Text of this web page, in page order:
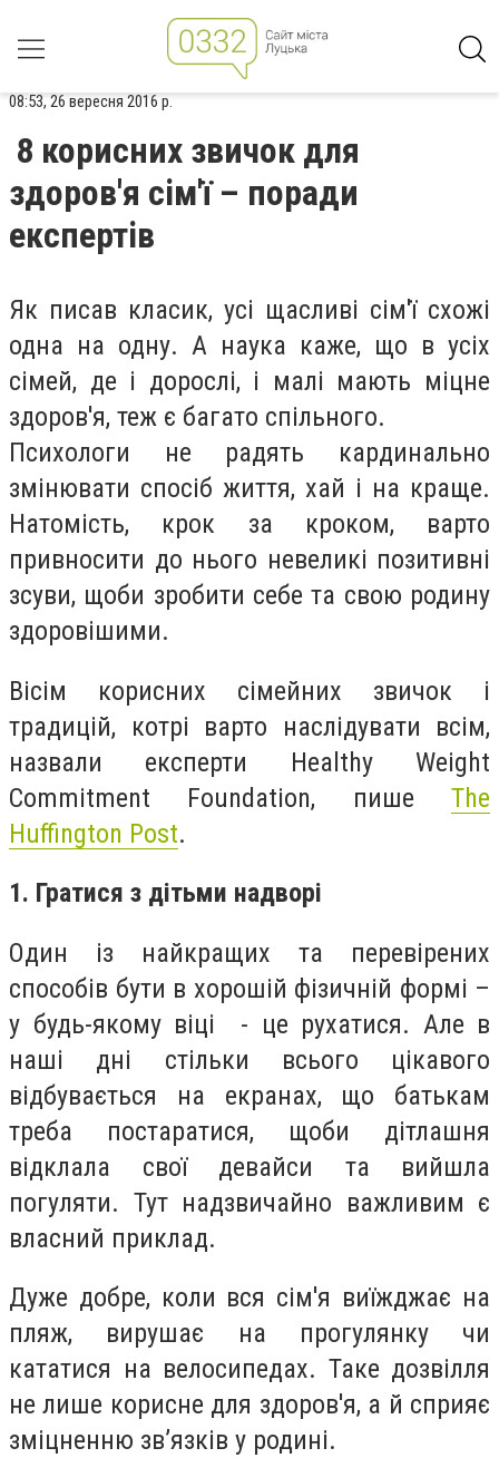
08:53, 26 вересня 2016 р.
8 корисних звичок для
здоров'я сім'ї – поради
експертів
Як писав класик, усі щасливі сім'ї схожі
одна на одну. А наука каже, що в усіх
сімей, де і дорослі, і малі мають міцне
здоров'я, теж є багато спільного.
Психологи не радять кардинально
змінювати спосіб життя, хай і на краще.
Натомість, крок за кроком, варто
привносити до нього невеликі позитивні
зсуви, щоби зробити себе та свою родину
здоровішими.
Вісім корисних сімейних звичок і
традицій, котрі варто наслідувати всім,
назвали експерти Healthy Weight
Commitment Foundation, пише The
Huffington Post.
1. Гратися з дітьми надворі
Один із найкращих та перевірених
способів бути в хорошій фізичній формі –
у будь-якому віці - це рухатися. Але в
наші дні стільки всього цікавого
відбувається на екранах, що батькам
треба постаратися, щоби дітлашня
відклала свої девайси та вийшла
погуляти. Тут надзвичайно важливим є
власний приклад.
Дуже добре, коли вся сім'я виїжджає на
пляж, вирушає на прогулянку чи
кататися на велосипедах. Таке дозвілля
не лише корисне для здоров'я, а й сприяє
зміцненню зв’язків у родині.